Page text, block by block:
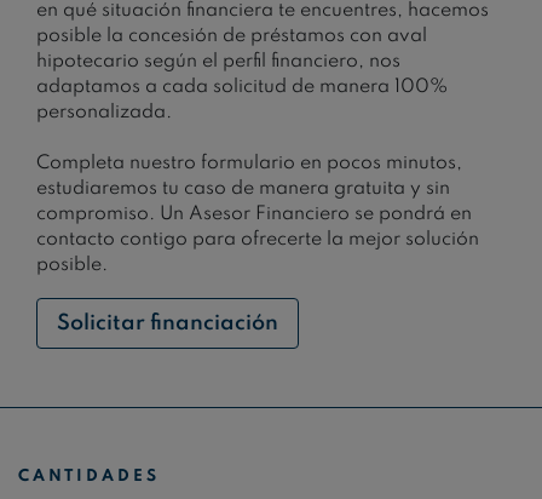
en qué situación financiera te encuentres, hacemos
posible la concesión de préstamos con aval
hipotecario según el perfil financiero, nos
adaptamos a cada solicitud de manera 100%
personalizada.
Completa nuestro formulario en pocos minutos,
estudiaremos tu caso de manera gratuita y sin
compromiso. Un Asesor Financiero se pondrá en
contacto contigo para ofrecerte la mejor solución
posible.
Solicitar financiación
CANTIDADES